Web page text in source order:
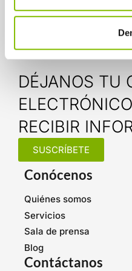
DÉJANOS TU
RECIBIR
SUSCRÍBETE
Conócenos
Quiénes somos
Servicios
Sala de prensa
Blog
Contáctanos